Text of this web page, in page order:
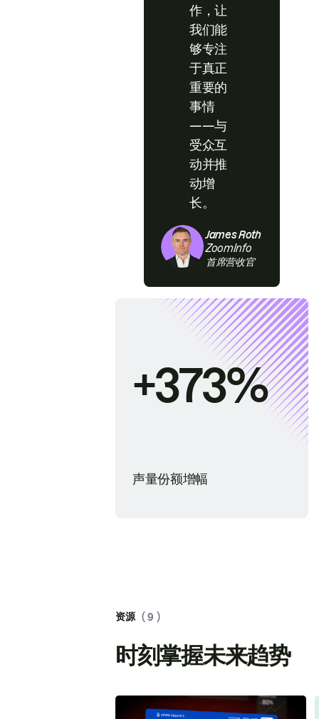
作，让
我们能
够专注
于真正
重要的
事情
——与
受众互
动并推
动增
长。
James Roth
ZoomInfo
首席营收官
+373%
声量份额增幅
资源 ( 9 )
时刻掌握未来趋势